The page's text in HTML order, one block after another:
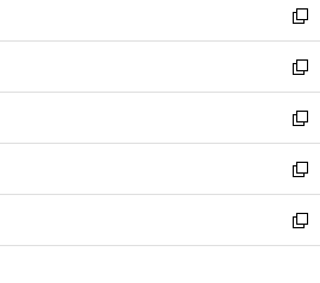
く
で
開
く
ド
ウ
で
開
く
ィ
ン
ド
ウ
で
開
く
い
ウ
ィ
ン
ド
ウ
で
開
く
新
し
い
ウ
ィ
ン
ド
ウ
で
開
新
し
い
ウ
ィ
ン
ド
ウ
新
し
い
ウ
ィ
ン
新
し
い
ウ
新
し